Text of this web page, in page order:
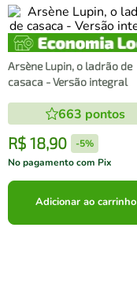
Arsène Lupin, o ladrão de
casaca - Versão integral
663 pontos
R$ 18,90 -5%
No pagamento com Pix
Adicionar ao carrinho